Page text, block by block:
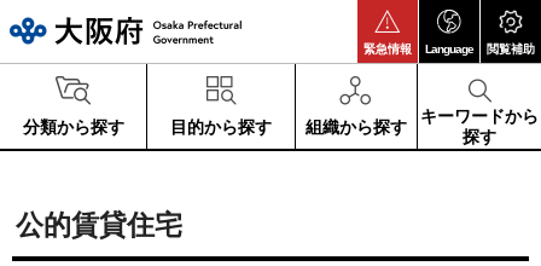
緊急情報 Language 閲覧補助
分類から探す 目的から探す 組織から探す
キーワードから
探す
公的賃貸住宅